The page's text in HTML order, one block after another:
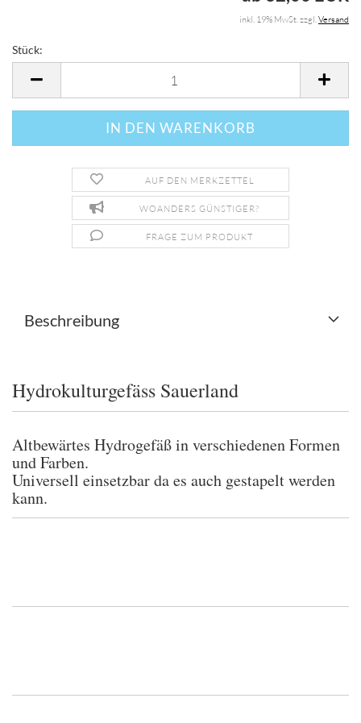
inkl. 19% MwSt. zzgl.Versand
Stück:
AUF DEN MERKZETTEL
WOANDERS GÜNSTIGER?
FRAGE ZUM PRODUKT
Beschreibung
Hydrokulturgefäss Sauerland
Altbewärtes Hydrogefäß in verschiedenen Formen
und Farben.
Universell einsetzbar da es auch gestapelt werden
kann.